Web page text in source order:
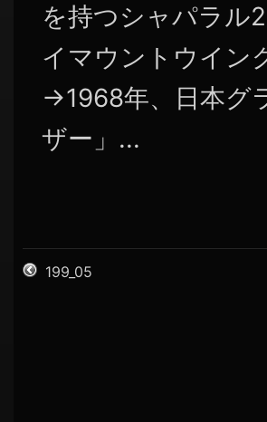
を持つシャパラル
イマウントウイン
→1968年、日本グ
ザー」...
199_05